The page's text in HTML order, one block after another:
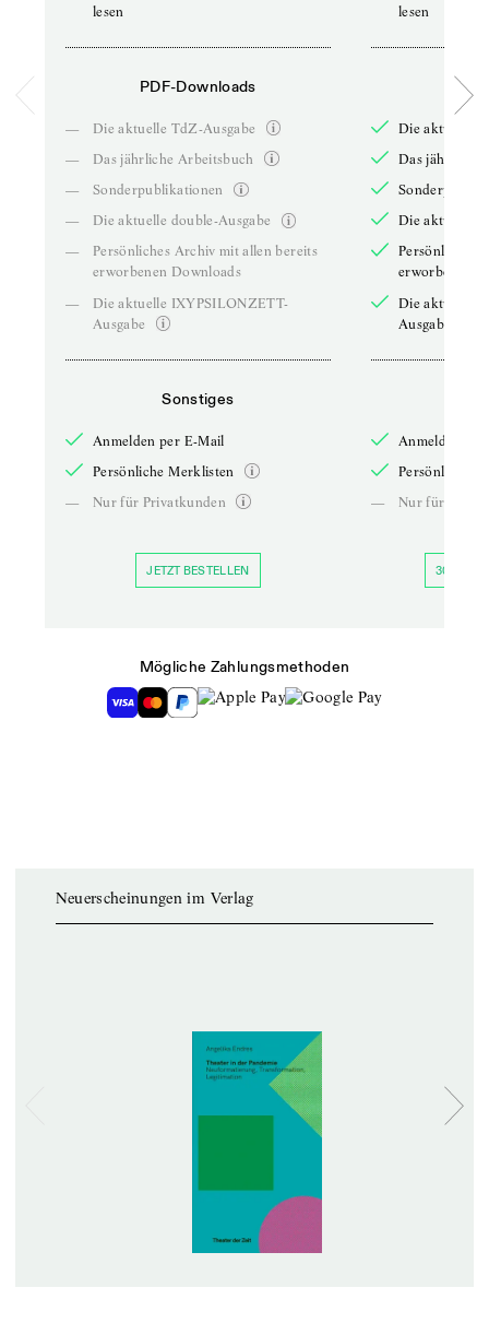
lesen
PDF-Downloads
—
Die aktuelle TdZ-Ausgabe
—
Das jährliche Arbeitsbuch
—
Sonderpublikationen
—
Die aktuelle double-Ausgabe
—
Persönliches Archiv mit allen bereits
erworbenen Downloads
—
Die aktuelle IXYPSILONZETT-
Ausgabe
Sonstiges
Anmelden per E-Mail
Persönliche Merklisten
—
Nur für Privatkunden
JETZT BESTELLEN
lesen
Die aktuelle
Das jährliche
Die aktuelle
Persönliches
erworbenen
Die aktuelle
Ausgabe
Anmelden
Persönliche
—
Nur für
30 TAGE
Mögliche Zahlungsmethoden
Neuerscheinungen im Verlag